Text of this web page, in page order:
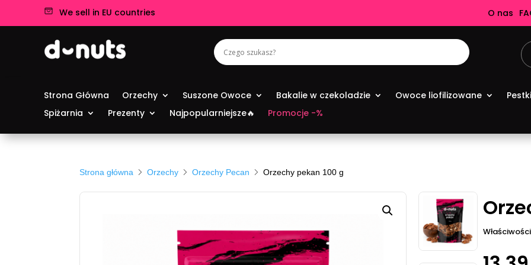
We sell in EU countries O nas
Strona Główna Orzechy Suszone Owoce Bakalie w czekoladzie Owoce liofilizowane
Spiżarnia
Prezenty Najpopularniejsze🔥 Promocje -%
Strona główna Orzechy Orzechy Pecan Orzechy pekan 100 g